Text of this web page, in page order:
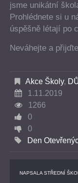
jsme unikátní
Prohlédnete si u
úspěšně létají po
Neváhejte a
Akce Školy,
1.11.2019
1266
0
0
Den
NAPSALASTŘEDNÍ